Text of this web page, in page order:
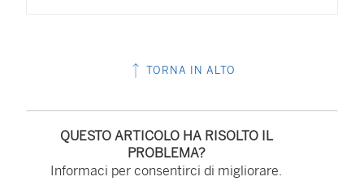
TORNA IN ALTO
QUESTO ARTICOLO HA RISOLTO IL
PROBLEMA?
Informaci per consentirci di migliorare.